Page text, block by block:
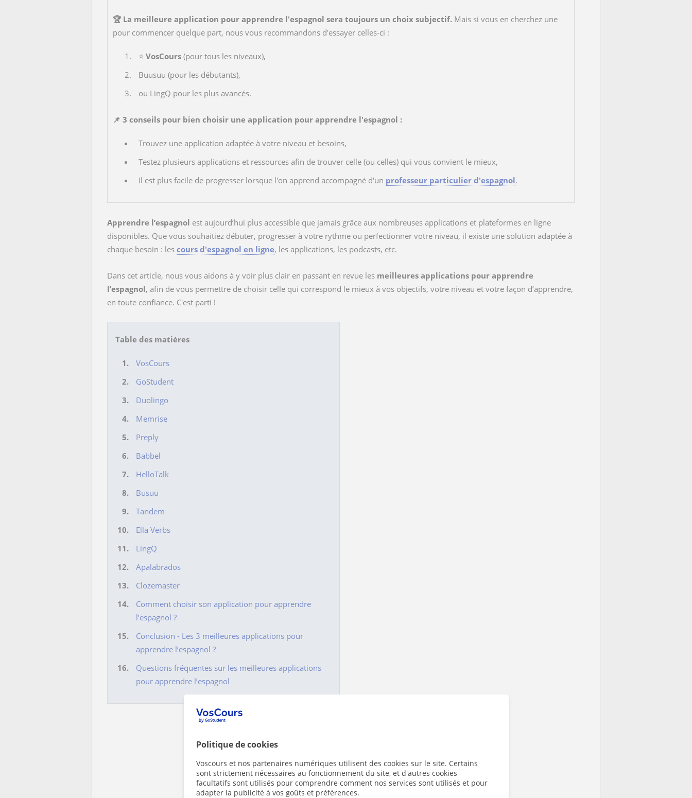
Politique de cookies
Voscours et nos partenaires numériques utilisent des cookies sur le site. Certains
sont strictement nécessaires au fonctionnement du site, et d'autres cookies
facultatifs sont utilisés pour comprendre comment nos services sont utilisés et pour
adapter la publicité à vos goûts et préférences.
🏆 La meilleure application pour apprendre l'espagnol sera toujours un choix subjectif. Mais si vous en cherchez une
pour commencer quelque part, nous vous recommandons d'essayer celles-ci :
⭐​ VosCours (pour tous les niveaux),
Buusuu (pour les débutants),
ou LingQ pour les plus avancés.
📌 3 conseils pour bien choisir une application pour apprendre l'espagnol :
Trouvez une application adaptée à votre niveau et besoins,
Testez plusieurs applications et ressources afin de trouver celle (ou celles) qui vous convient le mieux,
Il est plus facile de progresser lorsque l'on apprend accompagné d'un professeur particulier d'espagnol.
Apprendre l’espagnol est aujourd’hui plus accessible que jamais grâce aux nombreuses applications et plateformes en ligne
disponibles. Que vous souhaitiez débuter, progresser à votre rythme ou perfectionner votre niveau, il existe une solution adaptée à
chaque besoin : les cours d'espagnol en ligne, les applications, les podcasts, etc.
Dans cet article, nous vous aidons à y voir plus clair en passant en revue les meilleures applications pour apprendre
l’espagnol, afin de vous permettre de choisir celle qui correspond le mieux à vos objectifs, votre niveau et votre façon d’apprendre,
en toute confiance. C'est parti !
Table des matières
VosCours
GoStudent
Duolingo
Memrise
Preply
Babbel
HelloTalk
Busuu
Tandem
Ella Verbs
LingQ
Apalabrados
Clozemaster
Comment choisir son application pour apprendre
l’espagnol ?
Conclusion - Les 3 meilleures applications pour
apprendre l’espagnol ?
Questions fréquentes sur les meilleures applications
pour apprendre l’espagnol